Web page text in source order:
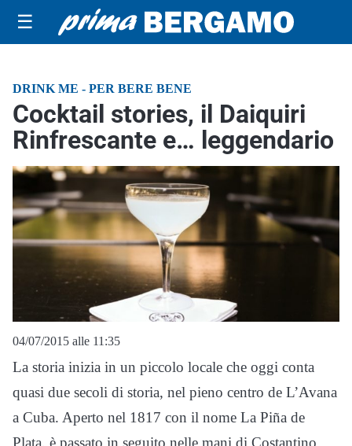
☰
DRINK ME - PER BERE BENE
Cocktail stories, il Daiquiri
Rinfrescante e… leggendario
04/07/2015 alle 11:35
La storia inizia in un piccolo locale che oggi conta
quasi due secoli di storia, nel pieno centro de L’Avana
a Cuba. Aperto nel 1817 con il nome La Piña de